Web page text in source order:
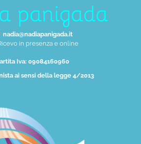
nadia@nadiapanigada.it
in presenza e online
Iva: 09084160960
ai sensi della legge 4/2013